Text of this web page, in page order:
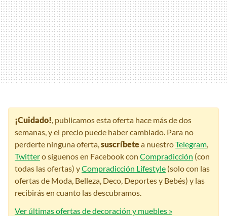
¡Cuidado!, publicamos esta oferta hace más de dos
semanas, y el precio puede haber cambiado. Para no
perderte ninguna oferta,suscríbetea nuestroTelegram,
Twittero síguenos en Facebook con Compradicción (con
todas las ofertas) yCompradicción Lifestyle (solo con las
ofertas de Moda, Belleza, Deco, Deportes y Bebés) y las
recibirás en cuanto las descubramos.
Ver últimas ofertas de decoración y muebles »